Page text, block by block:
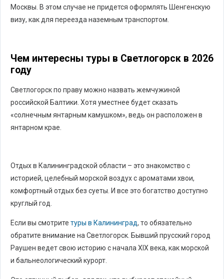
Москвы. В этом случае не придется оформлять Шенгенскую
визу, как для переезда наземным транспортом.
Чем интересны туры в Светлогорск в 2026
году
Светлогорск по праву можно назвать жемчужиной
российской Балтики. Хотя уместнее будет сказать
«солнечным янтарным камушком», ведь он расположен в
янтарном крае.
Отдых в Калининградской области – это знакомство с
историей, целебный морской воздух с ароматами хвои,
комфортный отдых без суеты. И все это богатство доступно
круглый год.
Если вы смотрите туры в Калининград, то обязательно
обратите внимание на Светлогорск. Бывший прусский город
Раушен ведет свою историю с начала XIX века, как морской
и бальнеологический курорт.